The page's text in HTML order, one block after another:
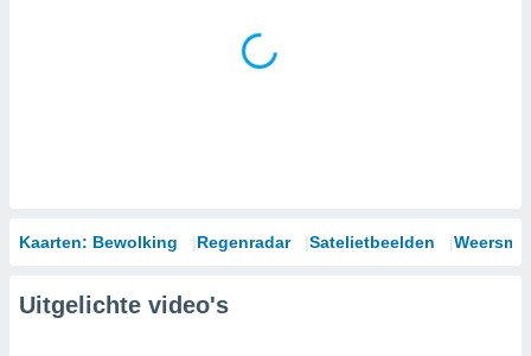
Kaarten: Bewolking Regenradar Satelietbeelden
Uitgelichte video's